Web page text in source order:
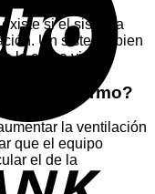
si el sistema
Un sistema bien
la carga viral.
enfermo?
la ventilación
que el equipo
el de la